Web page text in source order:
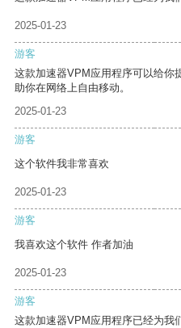
2025-01-23
游客
这款加速器VPM应用程序可以给你
助你在网络上自由移动。
2025-01-23
游客
这个软件我非常喜欢
2025-01-23
游客
我喜欢这个软件 作者加油
2025-01-23
游客
这款加速器VPM应用程序已经为我